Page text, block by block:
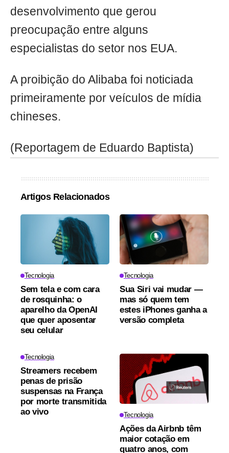
desenvolvimento que gerou
preocupação entre alguns
especialistas do setor nos EUA.
A proibição do Alibaba foi noticiada
primeiramente por veículos de mídia
chineses.
(Reportagem de Eduardo Baptista)
Artigos Relacionados
Tecnologia
Sem tela e com cara
de rosquinha: o
aparelho da OpenAI
que quer aposentar
seu celular
Tecnologia
Sua Siri vai mudar —
mas só quem tem
estes iPhones ganha a
versão completa
Tecnologia
Streamers recebem
penas de prisão
suspensas na França
por morte transmitida
ao vivo
Tecnologia
Ações da Airbnb têm
maior cotação em
quatro anos, com